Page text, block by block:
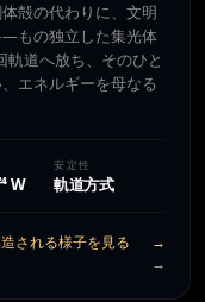
殻の代わりに、文明
もの独立した集光体
道へ放ち、そのひと
エネルギーを母なる
W
安定性
軌道方式
される様子を見る
→
→